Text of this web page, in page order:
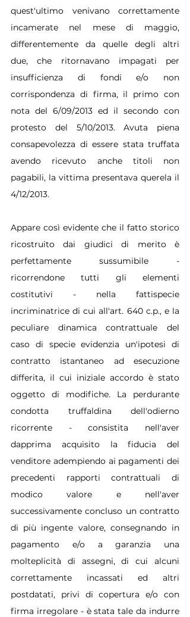
quest'ultimo venivano correttamente
incamerate nel mese di maggio,
differentemente da quelle degli altri
due, che ritornavano impagati per
insufficienza di fondi e/o non
corrispondenza di firma, il primo con
nota del 6/09/2013 ed il secondo con
protesto del 5/10/2013. Avuta piena
consapevolezza di essere stata truffata
avendo ricevuto anche titoli non
pagabili, la vittima presentava querela il
4/12/2013.
Appare così evidente che il fatto storico
ricostruito dai giudici di merito è
perfettamente sussumibile -
ricorrendone tutti gli elementi
costitutivi - nella fattispecie
incriminatrice di cui all'art. 640 c.p., e la
peculiare dinamica contrattuale del
caso di specie evidenzia un'ipotesi di
contratto istantaneo ad esecuzione
differita, il cui iniziale accordo è stato
oggetto di modifiche. La perdurante
condotta truffaldina dell'odierno
ricorrente - consistita nell'aver
dapprima acquisito la fiducia del
venditore adempiendo ai pagamenti dei
precedenti rapporti contrattuali di
modico valore e nell'aver
successivamente concluso un contratto
di più ingente valore, consegnando in
pagamento e/o a garanzia una
molteplicità di assegni, di cui alcuni
correttamente incassati ed altri
postdatati, privi di copertura e/o con
firma irregolare - è stata tale da indurre